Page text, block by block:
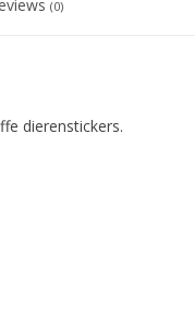
(0)
dierenstickers.